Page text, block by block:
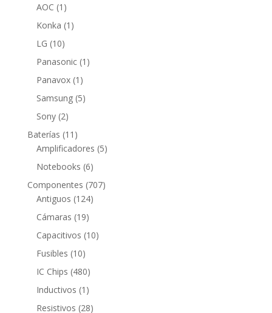
AOC 1 1
producto
Konka 1 1
LG 1010
productos
Panasonic 1 1
Panavox 1 1
producto
Samsung 55
Sony 22
productos
Baterías 11 11
productos
Amplificadores 55
Notebooks 66
productos
Componentes 707707
Antiguos 124124
Cámaras 1919
productos
Capacitivos 1010
Fusibles 1010
productos
IC Chips 480480
productos
Inductivos 1 1
producto
Resistivos 2828